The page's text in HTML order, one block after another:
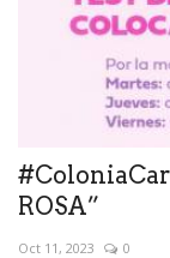
ROSA”
Oct 11, 2023 0